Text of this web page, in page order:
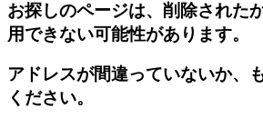
お探しのページは、削除された
用できない可能性があります。
アドレスが間違っていないか、
ください。